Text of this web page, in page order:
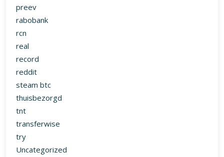
preev
rabobank
rcn
real
record
reddit
steam btc
thuisbezorgd
tnt
transferwise
try
Uncategorized